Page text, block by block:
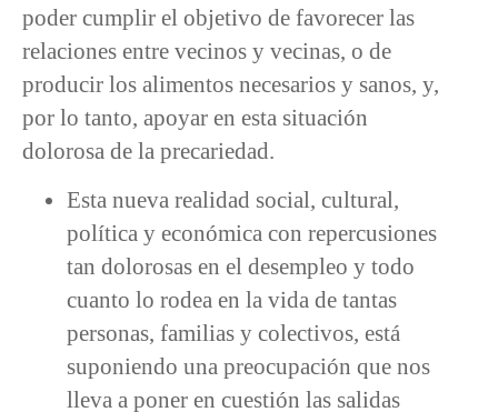
poder cumplir el objetivo de favorecer las
relaciones entre vecinos y vecinas, o de
producir los alimentos necesarios y sanos, y,
por lo tanto, apoyar en esta situación
dolorosa de la precariedad.
Esta nueva realidad social, cultural,
política y económica con repercusiones
tan dolorosas en el desempleo y todo
cuanto lo rodea en la vida de tantas
personas, familias y colectivos, está
suponiendo una preocupación que nos
lleva a poner en cuestión las salidas